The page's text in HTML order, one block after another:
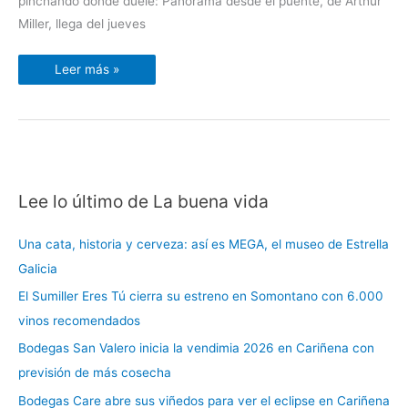
Miller, llega del jueves
Leer más »
Lee lo último de La buena vida
Una cata, historia y cerveza: así es MEGA, el museo de Estrella
Galicia
El Sumiller Eres Tú cierra su estreno en Somontano con 6.000
vinos recomendados
Bodegas San Valero inicia la vendimia 2026 en Cariñena con
previsión de más cosecha
Bodegas Care abre sus viñedos para ver el eclipse en Cariñena
C
t
e
g
o
r
í
a